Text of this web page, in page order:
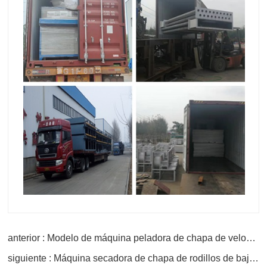
anterior : Modelo de máquina peladora de chapa de velocidad
siguiente : Máquina secadora de chapa de rodillos de bajo costo